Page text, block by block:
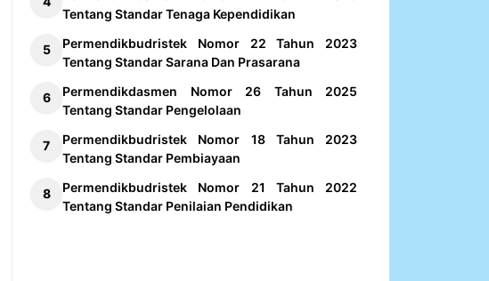
Tentang Standar Tenaga Kependidikan
Permendikbudristek Nomor 22 Tahun 2023
Tentang Standar Sarana Dan Prasarana
Permendikdasmen Nomor 26 Tahun 2025
Tentang Standar Pengelolaan
Permendikbudristek Nomor 18 Tahun 2023
Tentang Standar Pembiayaan
Permendikbudristek Nomor 21 Tahun 2022
Tentang Standar Penilaian Pendidikan